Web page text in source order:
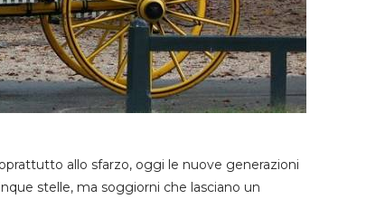
allo sfarzo, oggi le nuove generazioni
stelle, ma soggiorni che lasciano un